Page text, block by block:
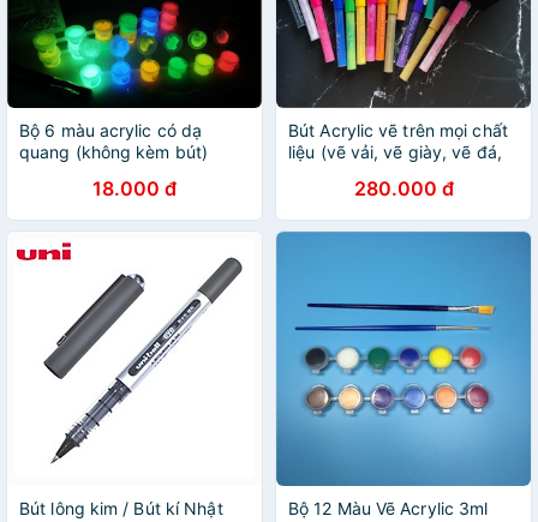
Bộ 6 màu acrylic có dạ
quang (không kèm bút)
tạo nét độc đáo riêng bạn,
DIY
18.000 đ
Bút Acrylic vẽ trên mọi chất
liệu (vẽ vải, vẽ giày, vẽ đá,
280.000 đ
Bút lông kim / Bút kí Nhật
Bộ 12 Màu Vẽ Acrylic 3ml